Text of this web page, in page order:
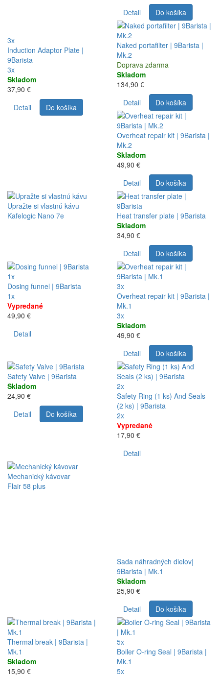
3x
Induction Adaptor Plate |
9Barista
3x
Skladom
37,90 €
Detail
Do košíka
Detail
Do košíka
Naked portafilter | 9Barista |
Mk.2
Doprava zdarma
Skladom
134,90 €
Detail
Do košíka
Overheat repair kit | 9Barista |
Mk.2
Skladom
49,90 €
Detail
Do košíka
Upražte si vlastnú kávu
Kafelogic Nano 7e
Heat transfer plate | 9Barista
Skladom
34,90 €
Detail
Do košíka
1x
Dosing funnel | 9Barista
1x
Vypredané
49,90 €
Detail
3x
Overheat repair kit | 9Barista |
Mk.1
3x
Skladom
49,90 €
Detail
Do košíka
Safety Valve | 9Barista
Skladom
24,90 €
Detail
Do košíka
2x
Safety Ring (1 ks) And Seals
(2 ks) | 9Barista
2x
Vypredané
17,90 €
Detail
Mechanický kávovar
Flair 58 plus
Sada náhradných dielov|
9Barista | Mk.1
Skladom
25,90 €
Detail
Do košíka
Thermal break | 9Barista |
Mk.1
Skladom
15,90 €
5x
Boiler O-ring Seal | 9Barista |
Mk.1
5x